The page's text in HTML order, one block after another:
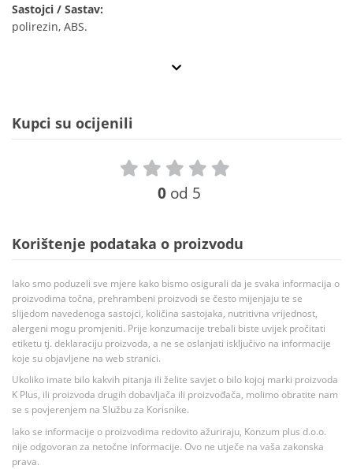
Sastojci / Sastav:
polirezin, ABS.
Kupci su ocijenili
0 od 5
Korištenje podataka o proizvodu
Iako smo poduzeli sve mjere kako bismo osigurali da je svaka informacija o
proizvodima točna, prehrambeni proizvodi se često mijenjaju te se
slijedom navedenoga sastojci, količina sastojaka, nutritivna vrijednost,
alergeni mogu promjeniti. Prije konzumacije trebali biste uvijek pročitati
etiketu tj. deklaraciju proizvoda, a ne se oslanjati isključivo na informacije
koje su objavljene na web stranici.
Ukoliko imate bilo kakvih pitanja ili želite savjet o bilo kojoj marki proizvoda
K Plus, ili proizvoda drugih dobavljača ili proizvođača, molimo obratite nam
se s povjerenjem na Službu za Korisnike.
Iako se informacije o proizvodima redovito ažuriraju, Konzum plus d.o.o.
nije odgovoran za netočne informacije. Ovo ne utječe na vaša zakonska
prava.